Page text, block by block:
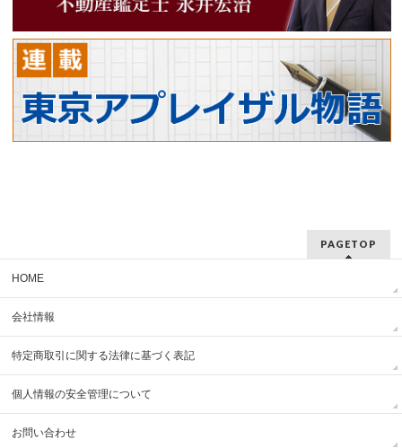
PAGETOP
HOME
会社情報
特定商取引に関する法律に基づく表記
個人情報の安全管理について
お問い合わせ